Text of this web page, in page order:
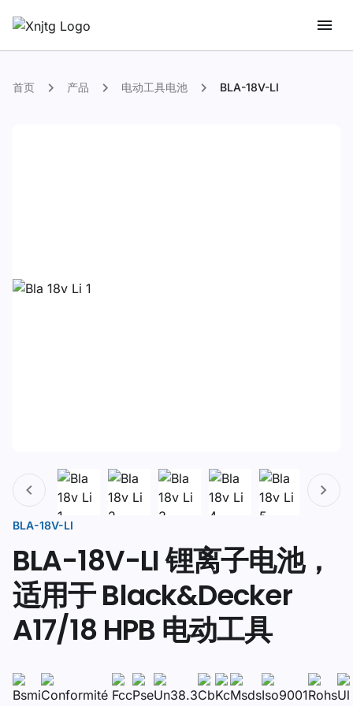
首页 产品 电动工具电池 BLA-18V-LI
BLA-18V-LI
BLA-18V-LI 锂离子电池，
适用于 Black&Decker
A17/18 HPB 电动工具